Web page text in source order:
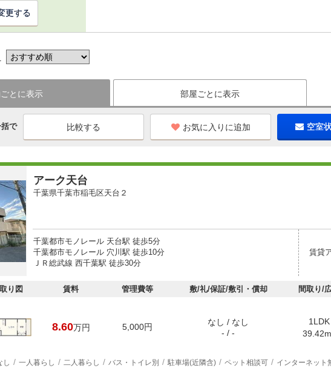
更する
とに表示 部屋ごとに表示
で お気に入りに追加 空室
アーク天台
千葉県千葉市稲毛区天台２
千葉都市モノレール 天台駅 徒歩5分
千葉都市モノレール 穴川駅 徒歩10分
ＪＲ総武線 西千葉駅 徒歩30分
賃貸
り図 賃料 管理費等 敷/礼/保証/敷引・償却 間取り/
8.60万円 5,000円
なし / なし
- / -
1LDK
39.42m
し 一人暮らし 二人暮らし バス・トイレ別 駐車場(近隣含) ペット相談可 インターネット